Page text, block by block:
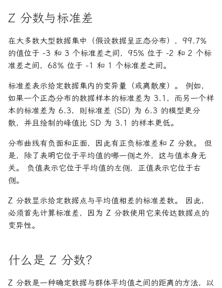
Z 分数与标准差
在大多数大型数据集中（假设数据呈正态分布），99.7%
的值位于 -3 和 3 个标准差之间，95% 位于 -2 和 2 个标
准差之间，68% 位于 -1 和 1 个标准差之间。
标准差表示给定数据集内的变异量（或离散度）。 例如，
如果一个正态分布的数据样本的标准差为 3.1，而另一个样
本的标准差为 6.3，则标准差 (SD) 为 6.3 的模型更分
散，并且绘制的峰值比 SD 为 3.1 的样本更低。
分布曲线有负面和正面，因此有正负标准差和 Z 分数。 但
是，除了表明它位于平均值的哪一侧之外，这与值本身无
关。 负值表示它位于平均值的左侧，正值表示它位于右
侧。
Z 分数显示给定数据点与平均值相差的标准差数。 因此，
必须首先计算标准差，因为 Z 分数使用它来传达数据点的
变异性。
什么是 Z 分数？
Z 分数是一种确定数据与群体平均值之间的距离的方法，以